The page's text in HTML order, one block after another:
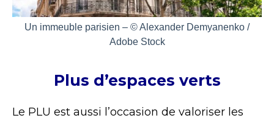
Un immeuble parisien – © Alexander Demyanenko /
Adobe Stock
Plus d’espaces verts
Le PLU est aussi l’occasion de valoriser les